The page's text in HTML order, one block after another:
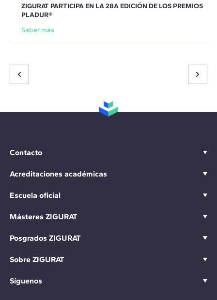
ZIGURAT PARTICIPA EN LA 28A EDICIÓN DE LOS PREMIOS
PLADUR®
Saber más
Contacto
Acreditaciones académicas
Escuela oficial
Másteres ZIGURAT
Posgrados ZIGURAT
Sobre ZIGURAT
Síguenos